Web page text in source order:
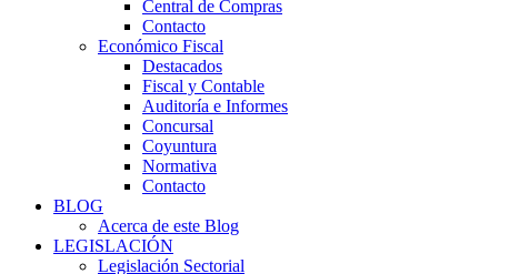
Central de Compras
Contacto
Económico Fiscal
Destacados
Fiscal y Contable
Auditoría e Informes
Concursal
Coyuntura
Normativa
Contacto
BLOG
Acerca de este Blog
LEGISLACIÓN
Legislación Sectorial